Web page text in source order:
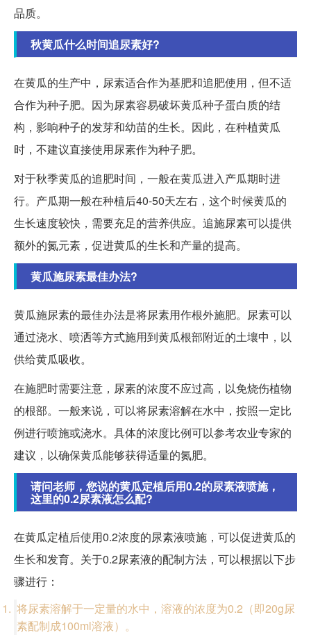
品质。
秋黄瓜什么时间追尿素好?
在黄瓜的生产中，尿素适合作为基肥和追肥使用，但不适
合作为种子肥。因为尿素容易破坏黄瓜种子蛋白质的结
构，影响种子的发芽和幼苗的生长。因此，在种植黄瓜
时，不建议直接使用尿素作为种子肥。
对于秋季黄瓜的追肥时间，一般在黄瓜进入产瓜期时进
行。产瓜期一般在种植后40-50天左右，这个时候黄瓜的
生长速度较快，需要充足的营养供应。追施尿素可以提供
额外的氮元素，促进黄瓜的生长和产量的提高。
黄瓜施尿素最佳办法?
黄瓜施尿素的最佳办法是将尿素用作根外施肥。尿素可以
通过浇水、喷洒等方式施用到黄瓜根部附近的土壤中，以
供给黄瓜吸收。
在施肥时需要注意，尿素的浓度不应过高，以免烧伤植物
的根部。一般来说，可以将尿素溶解在水中，按照一定比
例进行喷施或浇水。具体的浓度比例可以参考农业专家的
建议，以确保黄瓜能够获得适量的氮肥。
请问老师，您说的黄瓜定植后用0.2的尿素液喷施，
这里的0.2尿素液怎么配?
在黄瓜定植后使用0.2浓度的尿素液喷施，可以促进黄瓜的
生长和发育。关于0.2尿素液的配制方法，可以根据以下步
骤进行：
将尿素溶解于一定量的水中，溶液的浓度为0.2（即20g尿
素配制成100ml溶液）。